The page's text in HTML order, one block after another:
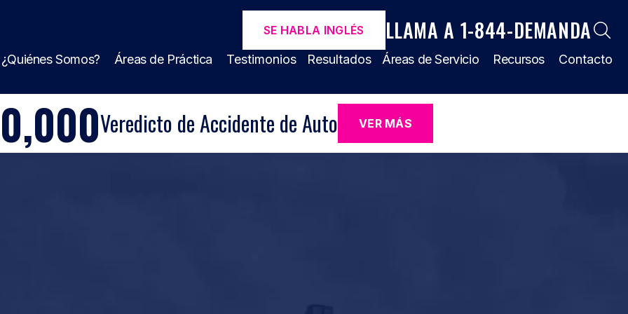
SE HABLA INGLÉS LLAMA A 1-844-DEMANDA
¿Quiénes Somos? Áreas de Práctica Testimonios Resultados Áreas de Servicio Recursos Contacto
Veredicto de Accidente de Auto VER MÁS